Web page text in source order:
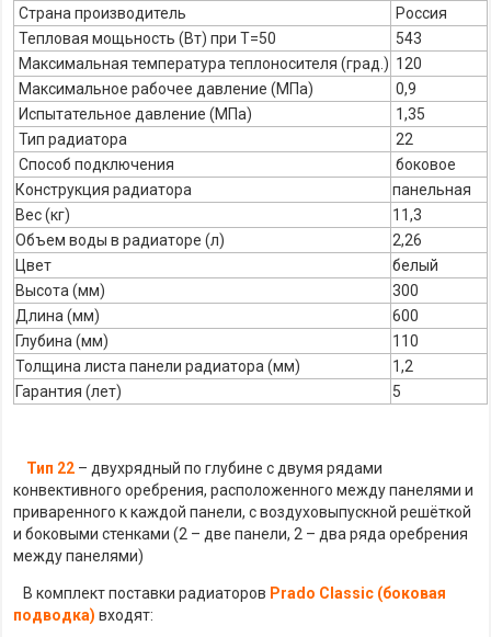
Страна производитель
Россия
Тепловая мощьность (Вт) при Т=50
543
Максимальная температура теплоносителя (град.) 120
Максимальное рабочее давление (МПа)
0,9
Испытательное давление (МПа)
1,35
Тип радиатора
22
Способ подключения
боковое
Конструкция радиатора
панельная
Вес (кг)
11,3
Объем воды в радиаторе (л)
2,26
Цвет
белый
Высота (мм)
300
Длина (мм)
600
Глубина (мм)
110
Толщина листа панели радиатора (мм)
1,2
Гарантия (лет)
5
Тип 22 – двухрядный по глубине с двумя рядами
конвективного оребрения, расположенного между панелями и
приваренного к каждой панели, с воздуховыпускной решёткой
и боковыми стенками (2 – две панели, 2 – два ряда оребрения
между панелями)
В комплект поставки радиаторов Prado Classic (боковая
подводка)входят: